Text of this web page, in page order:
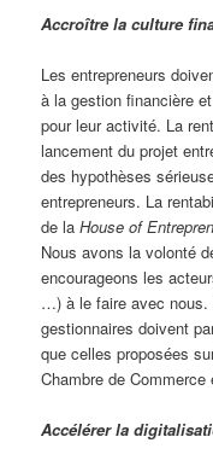
Accroître la culture
Les entrepreneurs
à la gestion financière
pour leur activité. La
lancement du projet
des hypothèses
entrepreneurs. La
de laHouse of
Nous avons la volonté
encourageons les
…) à le faire avec nous.
gestionnaires doivent
que celles proposées
Chambre de Commerce
Accélérer la